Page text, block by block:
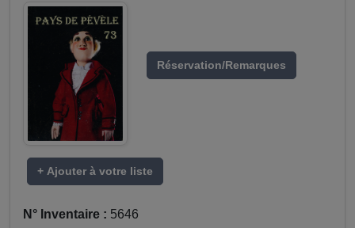
Réservation/Remarques
+ Ajouter à votre liste
N° Inventaire : 5646